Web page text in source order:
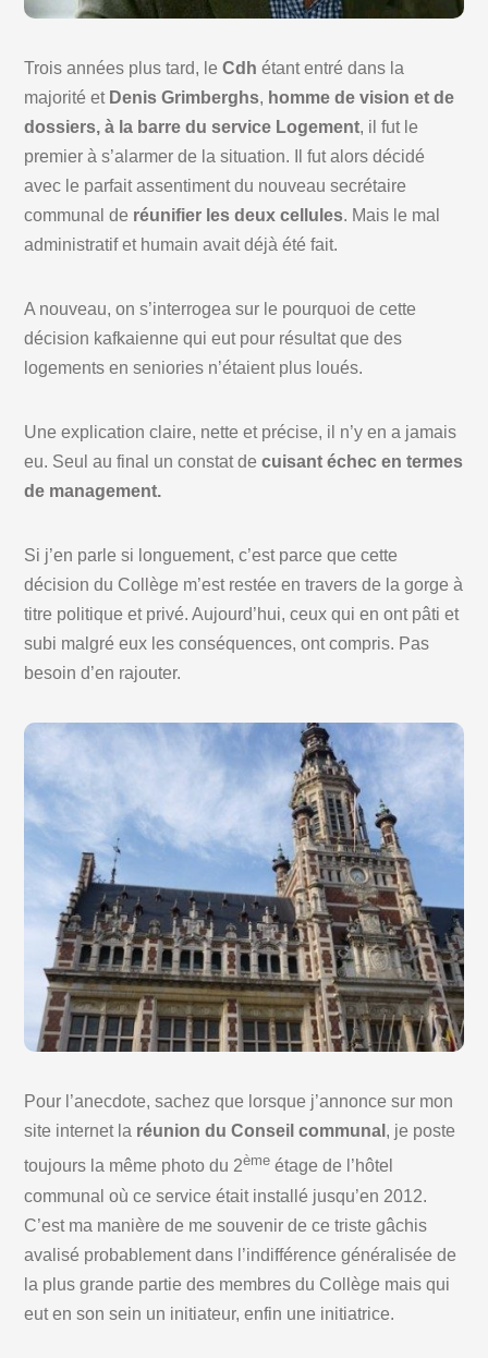
Trois années plus tard, le Cdh étant entré dans la
majorité et Denis Grimberghs, homme de vision et de
dossiers, à la barre du service Logement, il fut le
premier à s’alarmer de la situation. Il fut alors décidé
avec le parfait assentiment du nouveau secrétaire
communal de réunifier les deux cellules. Mais le mal
administratif et humain avait déjà été fait.
A nouveau, on s’interrogea sur le pourquoi de cette
décision kafkaienne qui eut pour résultat que des
logements en seniories n’étaient plus loués.
Une explication claire, nette et précise, il n’y en a jamais
eu. Seul au final un constat decuisant échec en termes
de management.
Si j’en parle si longuement, c’est parce que cette
décision du Collège m’est restée en travers de la gorge à
titre politique et privé. Aujourd’hui, ceux qui en ont pâti et
subi malgré eux les conséquences, ont compris. Pas
besoin d’en rajouter.
Pour l’anecdote, sachez que lorsque j’annonce sur mon
site internet la réunion du Conseil communal , je poste
toujours la même photo du 2ème étage de l’hôtel
communal où ce service était installé jusqu’en 2012.
C’est ma manière de me souvenir de ce triste gâchis
avalisé probablement dans l’indifférence généralisée de
la plus grande partie des membres du Collège mais qui
eut en son sein un initiateur, enfin une initiatrice.